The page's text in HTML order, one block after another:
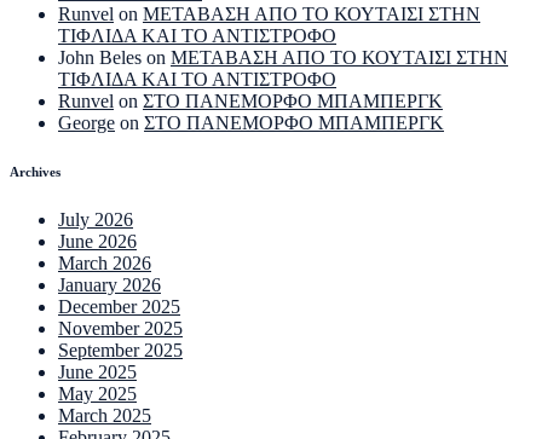
Runvel on ΜΕΤΑΒΑΣΗ ΑΠΟ ΤΟ ΚΟΥΤΑΙΣΙ ΣΤΗΝ
ΤΙΦΛΙΔΑ ΚΑΙ ΤΟ ΑΝΤΙΣΤΡΟΦΟ
John Beles on ΜΕΤΑΒΑΣΗ ΑΠΟ ΤΟ ΚΟΥΤΑΙΣΙ ΣΤΗΝ
ΤΙΦΛΙΔΑ ΚΑΙ ΤΟ ΑΝΤΙΣΤΡΟΦΟ
Runvel on ΣΤΟ ΠΑΝΕΜΟΡΦΟ ΜΠΑΜΠΕΡΓΚ
George on ΣΤΟ ΠΑΝΕΜΟΡΦΟ ΜΠΑΜΠΕΡΓΚ
Archives
July 2026
June 2026
March 2026
January 2026
December 2025
November 2025
September 2025
June 2025
May 2025
March 2025